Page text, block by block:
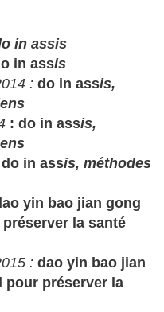
in assis
in assis
: do in assis,
: do in assis,
do in assis, méthodes
yin bao jian gong
la santé
: dao yin bao jian
pour préserver la